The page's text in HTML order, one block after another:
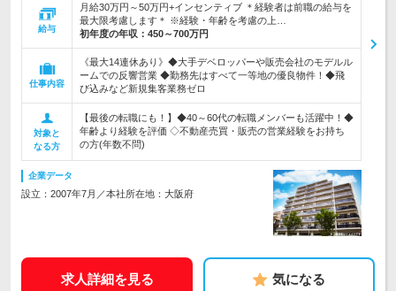
給与
月給30万円～50万円+インセンティブ ＊経験者は前職の給与を
最大限考慮します＊ ※経験・年齢を考慮の上…
初年度の年収： 450～700万円
仕事内容
《最大14連休あり》◆大手デベロッパーや販売会社のモデルル
ームでの反響営業 ◆勤務先はすべて一等地の優良物件！◆飛
び込みなど新規集客業務ゼロ
対象と
なる方
【最後の転職にも！】◆40～60代の転職メンバーも活躍中！◆
年齢より経験を評価 ◇不動産売買・販売の営業経験をお持ち
の方(年数不問)
企業データ
設立：2007年7月／本社所在地：大阪府
求人詳細を見る 気になる